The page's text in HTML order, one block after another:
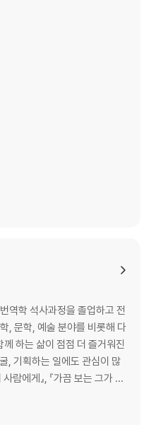
애완동물
할까?
역학 석사과정을 졸업하고 전
, 문학, 예술 분야를 비롯해 다
하는 삶이 점점 더 즐거워진
, 기획하는 일에도 관심이 많
람에게』, 『가끔 보는 그가 친
이라는 그럴듯한 착각』, 『뜨는